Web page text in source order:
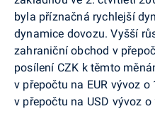
byla příznačná rychlejší
dynamice dovozu. Vyšší
zahraniční obchod v
posílení CZK k těmto
v přepočtu na EUR vývoz o
v přepočtu na USD vývoz o